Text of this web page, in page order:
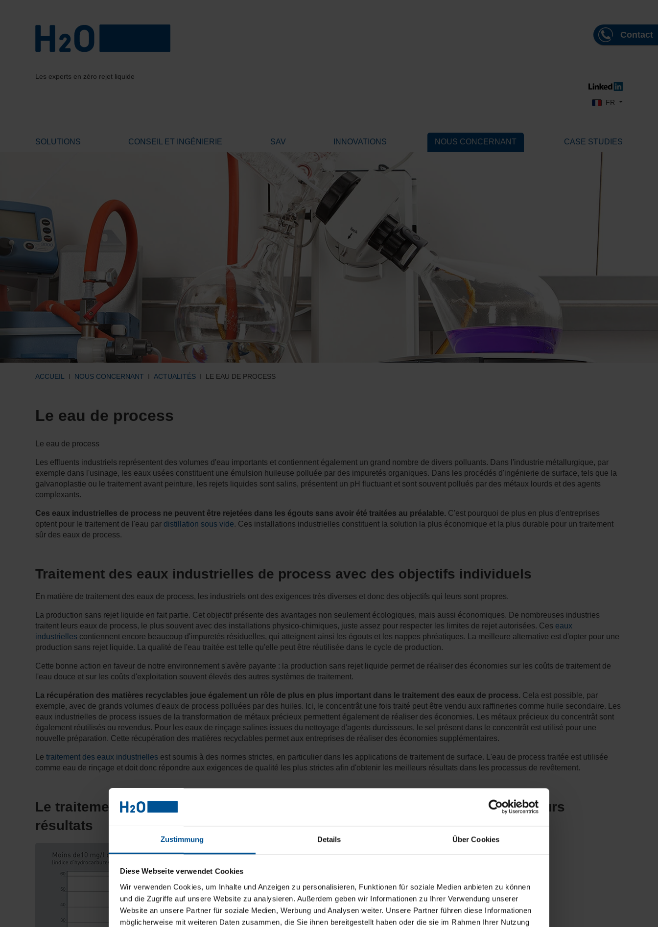
Zustimmung Details Über Cookies
Diese Webseite verwendet Cookies
Wir verwenden Cookies, um Inhalte und Anzeigen zu personalisieren, Funktionen für soziale Medien anbieten zu können
und die Zugriffe auf unsere Website zu analysieren. Außerdem geben wir Informationen zu Ihrer Verwendung unserer
Website an unsere Partner für soziale Medien, Werbung und Analysen weiter. Unsere Partner führen diese Informationen
möglicherweise mit weiteren Daten zusammen, die Sie ihnen bereitgestellt haben oder die sie im Rahmen Ihrer Nutzung
Contact
Les experts en zéro rejet liquide
Sélectionnez votre
FR
SOLUTIONS CONSEIL ET INGÉNIERIE SAV INNOVATIONS NOUS CONCERNANT CASE STUDIES
ACCUEIL NOUS CONCERNANT ACTUALITÉS LE EAU DE PROCESS
Le eau de process
Le eau de process
Les effluents industriels représentent des volumes d'eau importants et contiennent également un grand nombre de divers polluants. Dans l'industrie métallurgique, par
exemple dans l'usinage, les eaux usées constituent une émulsion huileuse polluée par des impuretés organiques. Dans les procédés d'ingénierie de surface, tels que la
galvanoplastie ou le traitement avant peinture, les rejets liquides sont salins, présentent un pH fluctuant et sont souvent pollués par des métaux lourds et des agents
complexants.
Ces eaux industrielles de process ne peuvent être rejetées dans les égouts sans avoir été traitées au préalable. C'est pourquoi de plus en plus d'entreprises
optent pour le traitement de l'eau par distillation sous vide. Ces installations industrielles constituent la solution la plus économique et la plus durable pour un traitement
sûr des eaux de process.
Traitement des eaux industrielles de process avec des objectifs individuels
En matière de traitement des eaux de process, les industriels ont des exigences très diverses et donc des objectifs qui leurs sont propres.
La production sans rejet liquide en fait partie. Cet objectif présente des avantages non seulement écologiques, mais aussi économiques. De nombreuses industries
traitent leurs eaux de process, le plus souvent avec des installations physico-chimiques, juste assez pour respecter les limites de rejet autorisées. Ces eaux
industrielles contiennent encore beaucoup d'impuretés résiduelles, qui atteignent ainsi les égouts et les nappes phréatiques. La meilleure alternative est d'opter pour une
production sans rejet liquide. La qualité de l'eau traitée est telle qu'elle peut être réutilisée dans le cycle de production.
Cette bonne action en faveur de notre environnement s'avère payante : la production sans rejet liquide permet de réaliser des économies sur les coûts de traitement de
l'eau douce et sur les coûts d'exploitation souvent élevés des autres systèmes de traitement.
La récupération des matières recyclables joue également un rôle de plus en plus important dans le traitement des eaux de process. Cela est possible, par
exemple, avec de grands volumes d'eaux de process polluées par des huiles. Ici, le concentrât une fois traité peut être vendu aux raffineries comme huile secondaire. Les
eaux industrielles de process issues de la transformation de métaux précieux permettent également de réaliser des économies. Les métaux précieux du concentrât sont
également réutilisés ou revendus. Pour les eaux de rinçage salines issues du nettoyage d'agents durcisseurs, le sel présent dans le concentrât est utilisé pour une
nouvelle préparation. Cette récupération des matières recyclables permet aux entreprises de réaliser des économies supplémentaires.
Le traitement des eaux industrielles est soumis à des normes strictes, en particulier dans les applications de traitement de surface. L'eau de process traitée est utilisée
comme eau de rinçage et doit donc répondre aux exigences de qualité les plus strictes afin d'obtenir les meilleurs résultats dans les processus de revêtement.
Le traitement des eaux de process par des procédés efficaces pour de meilleurs
résultats